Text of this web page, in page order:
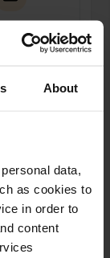
About
data,
as cookies to
in order to
content
Fotos
— vor etwa 1
Jahr
Die